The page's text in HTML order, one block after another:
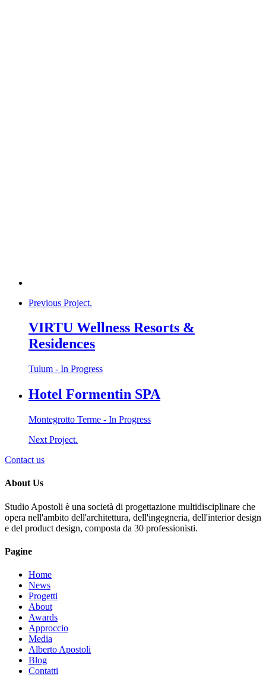
Previous Project.
VIRTU Wellness Resorts &
Residences
Tulum - In Progress
Hotel Formentin SPA
Montegrotto Terme - In Progress
Next Project.
Contact us
About Us
Studio Apostoli è una società di progettazione multidisciplinare che
opera nell'ambito dell'architettura, dell'ingegneria, dell'interior design
e del product design, composta da 30 professionisti.
Pagine
Home
News
Progetti
About
Awards
Approccio
Media
Alberto Apostoli
Blog
Contatti